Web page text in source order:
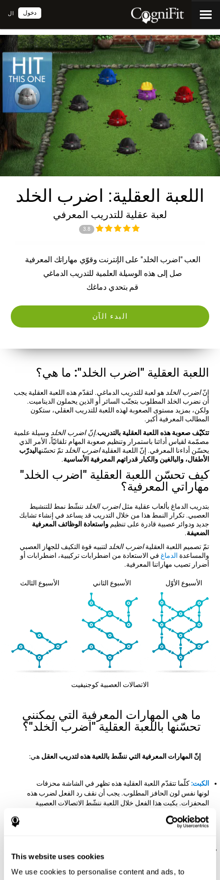
This website uses cookies
We use cookies to personalise content and ads, to
ال دخول
اللعبة العقلية: اضرب الخلد
لعبة عقلية للتدريب المعرفي
3.8
العب "اضرب الخلد" على الإنترنت وقوّي مهاراتك المعرفية
صل إلى هذه الوسيلة العلمية للتدريب الدماغي
قم بتحدي دماغك
البدء الآن
اللعبة العقلية "اضرب الخلد": ما هي؟
إنّاضرب الخلد هو لعبة للتدريب الدماغي. لتقدّم هذه اللعبة العقلية يجب
أن نضرب الخلد المطلوب بتجنّب السائر أو الذين يحملون الديناميت.
ولكن، بمزيد مستوى الصعوبة لهذه اللعبة للتدريب العقلي، ستكون
المطالب المعرفية أكبر.
تتكيّف صعوبة هذه اللعبة العقلية بالتدريب.إنّ اضرب الخلد وسيلة علمية
مصمّمة لقياس أدائنا باستمرار وتنظيم صعوبة المهام تلقائيّاً، الأمر الذي
يحسّن أداءنا المعرفي. إنّ اللعبة العقليةاضرب الخلد تمّ تحسّنهاليدرّب
الأطفال، والبالغين والكبار قدراتهم المعرفية الأساسية.
كيف تحسّن اللعبة العقلية "اضرب الخلد"
مهاراتي المعرفية؟
بتدريب الدماغ بألعاب عقلية مثلاضرب الخلد ننشّط نمط للتنشيط
العصبي. تكرار النمط هذا من خلال التدريب قد يساعد في إنشاء تشابك
جديد ودوائر عصبية قادرة على تنظيمواستعادة الوظائف المعرفية
الضعيفة.
تمّ تصميم اللعبة العقليةاضرب الخلد لتنبيه قوة التكيف للجهاز العصبي
والمساعدة الدماغ في الاستعادة من اضطرابات تركيبية، اضطرابات أو
أضرار تصيب مهاراتنا المعرفية.
الأسبوع الأوّل الأسبوع الثاني الأسبوع الثالث
الاتصالات العصبية كوجنيفيت
ما هي المهارات المعرفية التي يمكنني
تحسّنها باللعبة العقلية "اضرب الخلد"؟
إنّ المهارات المعرفية التي ننشّط باللعبة هذه لتدريب العقل هي:
الكبت: كلّما تتقدّم اللعبة العقلية هذه تظهر في الشاشة محزفات
لونها نفس لون الحافز المطلوب. يجب أن نقف رد الفعل لضرب هذه
المحفزات. بكبت هذا الفعل خلال اللعبة ننشّط الاتصالات العصبية
إيقاف السلوك غير المناسب و إنشاء أجوبة من خلال الانتباه
المطلوب قبل اختفائه، لذلك نحتاج إلى رد الفعل الجيّد لضربها في
الوقت. بممارسة هذه اللعبة ننشّط زمن الكمون. إنّ تحسّن هذه